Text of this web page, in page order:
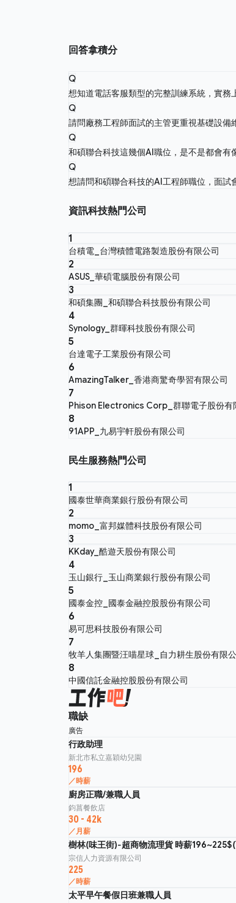
回答拿積分
Q
想知道電話客服類型的完整訓練系統，實務
Q
請問廠務工程師面試的主管更重視基礎設備
Q
和碩聯合科技這幾個AI職位，是不是都會
Q
想請問和碩聯合科技的AI工程師職位，面試
資訊科技熱門公司
1
台積電_台灣積體電路製造股份有限公司
2
ASUS_華碩電腦股份有限公司
3
和碩集團_和碩聯合科技股份有限公司
4
Synology_群暉科技股份有限公司
5
台達電子工業股份有限公司
6
AmazingTalker_香港商驚奇學習有限公司
7
Phison Electronics Corp_群聯電子股份有
8
91APP_九易宇軒股份有限公司
民生服務熱門公司
1
國泰世華商業銀行股份有限公司
2
momo_富邦媒體科技股份有限公司
3
KKday_酷遊天股份有限公司
4
玉山銀行_玉山商業銀行股份有限公司
5
國泰金控_國泰金融控股股份有限公司
6
易可思科技股份有限公司
7
牧羊人集團暨汪喵星球_自力耕生股份有限
8
中國信託金融控股股份有限公司
職缺
廣告
行政助理
新北市私立嘉穎幼兒園
196
／時薪
廚房正職/兼職人員
鈞菖餐飲店
30 - 42k
／月薪
樹林(味王街)-超商物流理貨 時薪
宗信人力資源有限公司
225
／時薪
太平早午餐假日班兼職人員